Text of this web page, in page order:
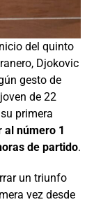
del quinto
Djokovic
gesto de
de 22
primera
al número 1
de partido.
un triunfo
vez desde